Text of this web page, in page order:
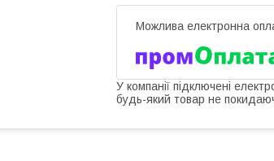
У компанії підключені
будь-який товар не